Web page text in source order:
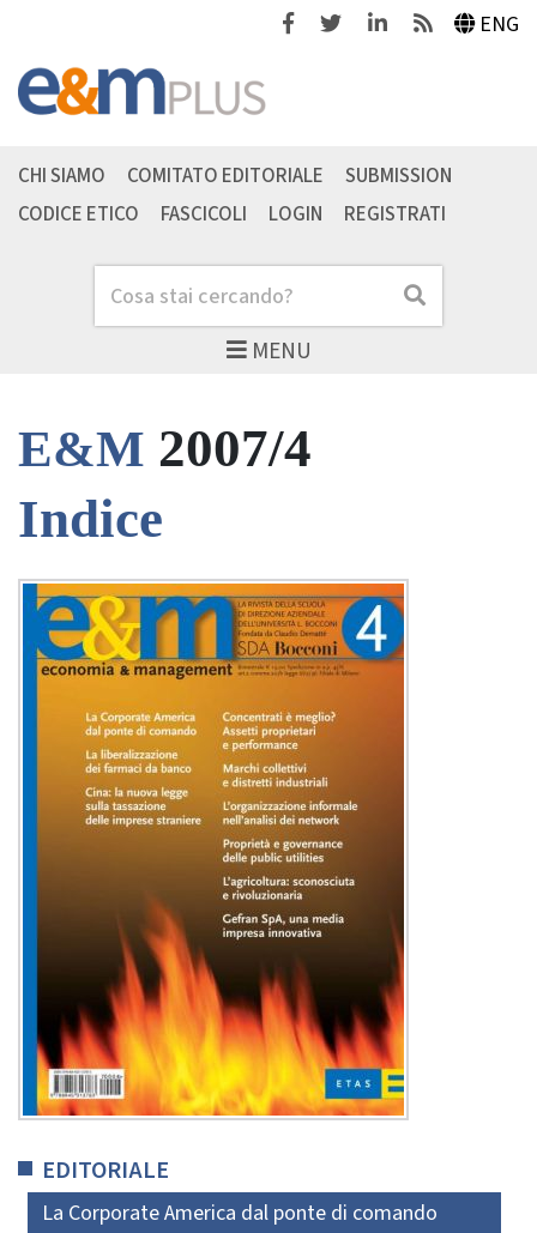
FacebookTwitterLinkedinFeeds ENG
MENU
Cerca Cerca
CHI SIAMO COMITATO EDITORIALE
SUBMISSION
CODICE ETICO
FASCICOLI LOGIN REGISTRATI
E&M 2007/4
Indice
EDITORIALE
La Corporate America dal ponte di comando